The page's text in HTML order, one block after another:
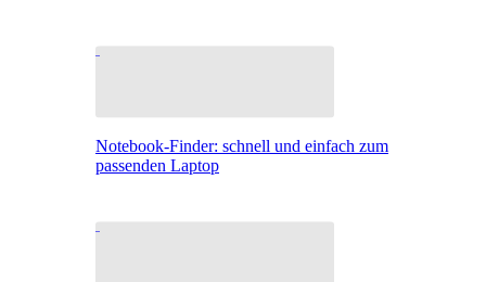
Notebook-Finder: schnell und einfach zum
passenden Laptop